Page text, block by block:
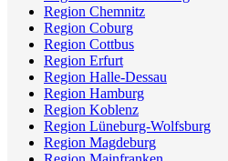
Region Chemnitz
Region Coburg
Region Cottbus
Region Erfurt
Region Halle-Dessau
Region Hamburg
Region Koblenz
Region Lüneburg-Wolfsburg
Region Magdeburg